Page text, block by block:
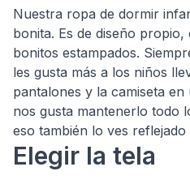
Nuestra ropa de dormir
bonita. Es de diseño
bonitos estampados.
les gusta más a los niños
pantalones y la camiseta
nos gusta mantenerlo todo
eso también lo ves
Elegir la tela